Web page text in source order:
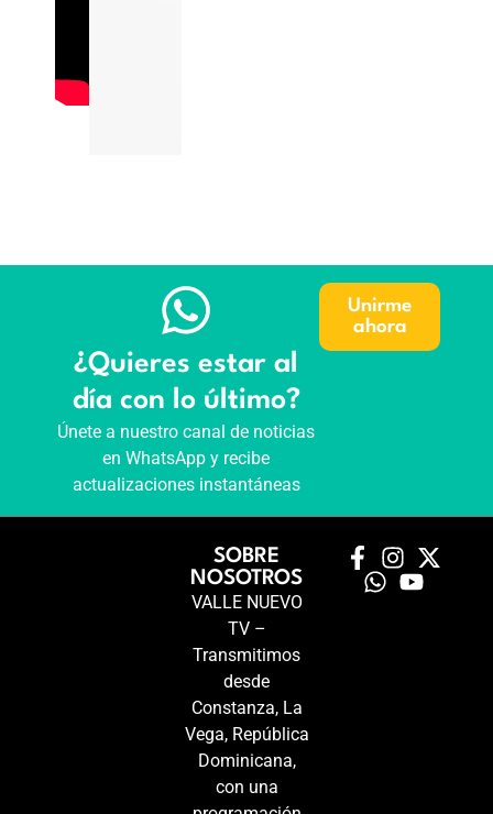
¿Quieres estar al
día con lo último?
Únete a nuestro canal de noticias
en WhatsApp y recibe
actualizaciones instantáneas
Unirme
ahora
SOBRE
NOSOTROS
VALLE NUEVO
TV –
Transmitimos
desde
Constanza, La
Vega, República
Dominicana,
con una